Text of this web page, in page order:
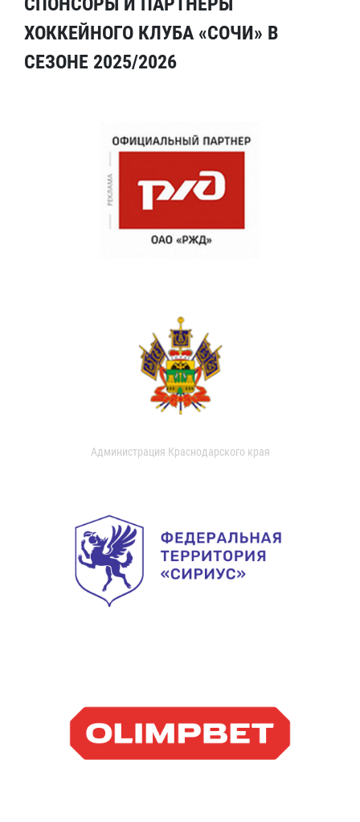
ХОККЕЙНОГО КЛУБА «СОЧИ» В
СЕЗОНЕ 2025/2026
Администрация Краснодарского края